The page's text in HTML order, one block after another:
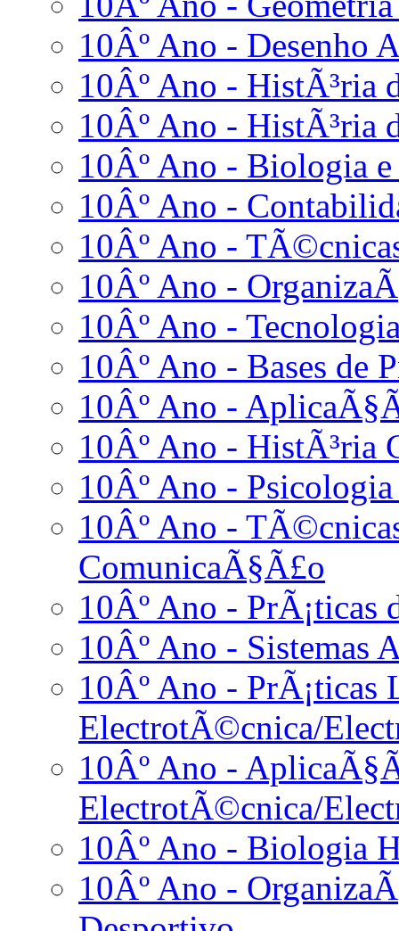
10Âº Ano - Desenho
10Âº Ano - HistÃ³ria
10Âº Ano - HistÃ³ria
10Âº Ano - Biologia
10Âº Ano -
10Âº Ano -
10Âº Ano -
10Âº Ano -
10Âº Ano - Bases de
10Âº Ano -
10Âº Ano - HistÃ³ria
10Âº Ano -
10Âº Ano -
ComunicaÃ§Ã£o
10Âº Ano - PrÃ¡ticas
10Âº Ano - Sistemas
10Âº Ano - PrÃ¡ticas
ElectrotÃ©cnica/
10Âº Ano -
ElectrotÃ©cnica/
10Âº Ano - Biologia
10Âº Ano -